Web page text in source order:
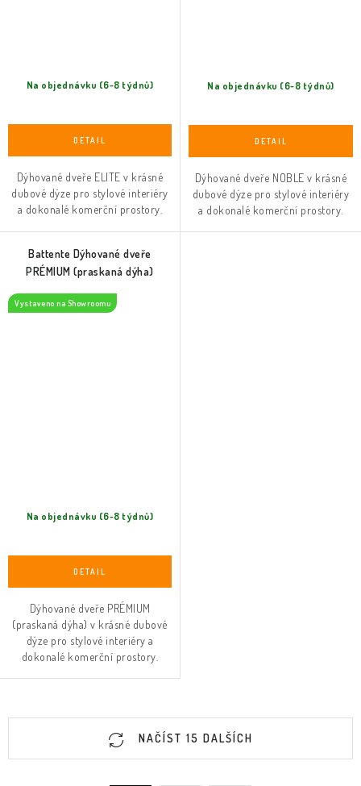
Na objednávku (6-8 týdnů)
Dýhované dveře ELITE v krásné
dubové dýze pro stylové interiéry
a dokonalé komerční prostory.
Na objednávku (6-8 týdnů)
Dýhované dveře NOBLE v krásné
dubové dýze pro stylové interiéry
a dokonalé komerční prostory.
Battente Dýhované dveře
PRÉMIUM (praskaná dýha)
Vystaveno na Showroomu
Na objednávku (6-8 týdnů)
Dýhované dveře PRÉMIUM
(praskaná dýha) v krásné dubové
dýze pro stylové interiéry a
dokonalé komerční prostory.
NAČÍST 15 DALŠÍCH